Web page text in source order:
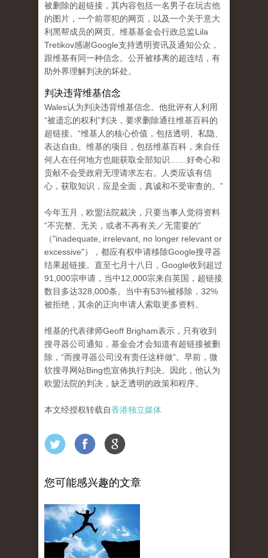
被删除的超链接，其内容包括一名男子在玩吉他
的图片，一个前罪犯的网页，以及一个关于意大
利黑帮成员的网页。维基基金会行政总监Lila
Tretikov感谢Google支持透明资讯及通知公众，
跟维基有同一种信念。公开被移离的超连结，有
助外界理解判决的坏处。
判决违背维基信念
Wales认为判决违背维基信念。他批评有人利用
“被遗忘的权利”判决，要求删除通往维基百科的
超链接。“维基人的核心价值，包括透明、私隐、
表达自由。维基的项目，包括维基百科，来自任
何人在任何地方也能获取全部知识……好奇心和
贡献不会受政府无理请求左右。人类应该有信
心，获取知识，应是全面，真诚和不受审查的。”
今年五月，欧盟法院裁决，只要当事人觉得资料
“不完整、无关，或者不再有关／无需要的”
（"inadequate, irrelevant, no longer relevant or
excessive"），都应有权申请移除Google搜寻器
结果超链接。直至七月十八日，Google收到超过
91,000宗申请，当中12,000宗来自英国，超链接
数目多达328,000条。当中有53%被移除，32%
被拒绝，其余的正向申请人索取更多资料。
维基的代表律师Geoff Brigham表示，只有收到
搜寻器公司通知，基金会才会知道有超链接被删
除，“而搜寻器公司没有责任这样做”。早前，微
软搜寻网站Bing也宣佈执行判决。因此，他认为
欧盟法院的判决，缺乏透明的政策和程序。
本文经授权转载自香港独立媒体
您可能感兴趣的文章